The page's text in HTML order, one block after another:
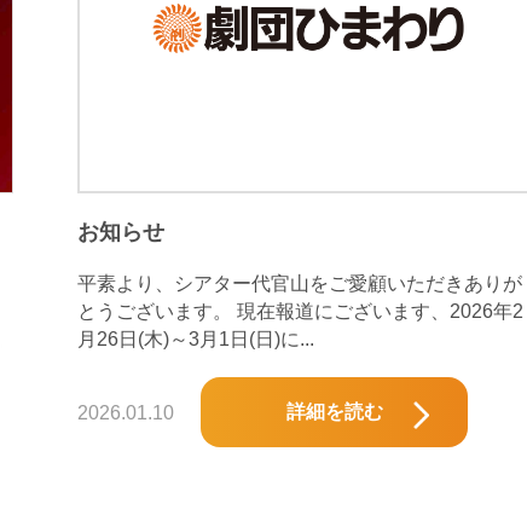
お知らせ
平素より、シアター代官山をご愛顧いただきありが
とうございます。 現在報道にございます、2026年2
月26日(木)～3月1日(日)に...
2026.01.10 詳細を読む